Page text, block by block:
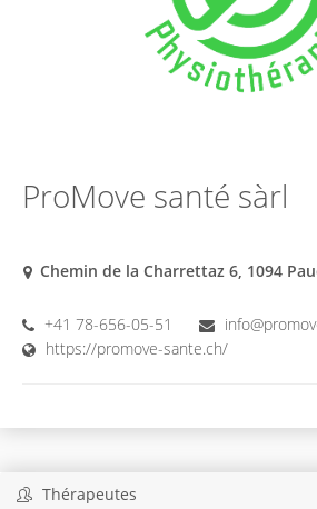
ProMove santé sàrl
Chemin de la Charrettaz 6, 1094
+41 78-656-05-51
https://promove-sante.ch/
Thérapeutes